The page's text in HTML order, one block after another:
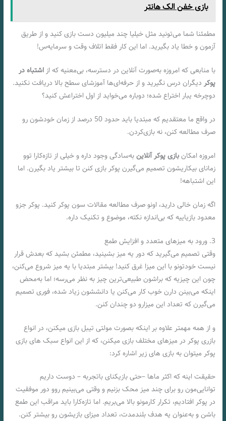
بازی خفن الک هانتر
مطمئنا شما می‌تونید مثل خیلیا چند میلیون دست بازی کنید و از طریق
آزمون و خطا یاد بگیرید. اما این کار فقط اتلاف وقت و سرمایه‌س!
با منابعی که امروزه به‌صورت آنلاین در دسترسه، بی‌معنیه که ازاشتباه در
پوکر دیگران درس نگیرید و از حرفه‌ای‌ها آموزشای سطح بالا دریافت نکنید.
دوچرخه یبار اختراع شده؛ دوباره می‌خواید از اول اختراعش کنید؟
در واقع ما معتقدیم که مبتدیا باید حدود 50 درصد از زمان خودشون رو
صرف مطالعه کنن، نه بازی‌کردن.
امروزه امکانبازی پوکر آنلاینبه‌سادگی وجود داره و خیلی از تازه‌کارا توو
زمانای بیکاریشون تصمیم می‌گیرن پوکر بازی کنن تا بیشتر یاد بگیرن. اما
این اشتباهه!
اگه زمان خالی دارید، اونو صرف مطالعه مقالات سون پوکر کنید. پوکر جزو
معدود بازیاییه که بی‌اندازه نکته، موضوع و تکنیک داره.
3. ورود به میزهای متعدد و افزایش طمع
وقتی تصمیم می‌گیرید که دور یه میز بشینید، مطمئن بشید که بعدش قرار
نیست خودتونو با این میزا غرق کنید! بیشتر مبتدیا با یه میز شروع می‌کنن،
چون این چیزیه که براشون طبیعی‌ترین چیز به نظر می‌رسه؛ اما به‌محض
اینکه می‌بینن دارن خوب کار می‌کنن یا دانششون زیاد شده، فوری تصمیم
می‌گیرن که تعداد این میزارو دو چندان کنن.
و از همه مهمتر علاوه بر اینکه بصورت مولتی تیبل بازی میکنن، در انواع
بازری پوکر در میزهای مختلف بازی میکنن، که از این انواع سبک های بازی
پوکر میتوان به بازی های زیر اشاره کرد:
حقیقت اینه که اکثر ماها –حتی بازیکنای باتجربه – دوست داریم
توانایی‌مون رو برای چند میز محک بزنیم و وقتی می‌بینیم روو دور موفقیت
در پوکر افتادیم، تکرار کارمونو بالا می‌بریم. اما تازه‌کارا باید مراقب این طمع
باشن و به‌عنوان یه هدف بلندمدت، تعداد میزای بازیشون رو بیشتر کنن.